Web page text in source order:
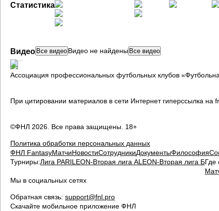
ГЛАВНАЯ
СТРАНИЦА
Статистика
Видео Все видео Видео не найдены Все видео
Ассоциация профессиональных футбольных клубов
При цитировании материалов в сети Интернет гиперссылка на
©ФНЛ 2026. Все права защищены. 18+
Политика обработки персональных данных
ФНЛ FantasyМатчиНовостиСотрудникиДокументыФилософия
Турниры:Лига PARILEON-Вторая лига АLEON-Вторая лига БГде
Мы в социальных сетях
Обратная связь: support@fnl.pro
Скачайте мобильное приложение ФНЛ